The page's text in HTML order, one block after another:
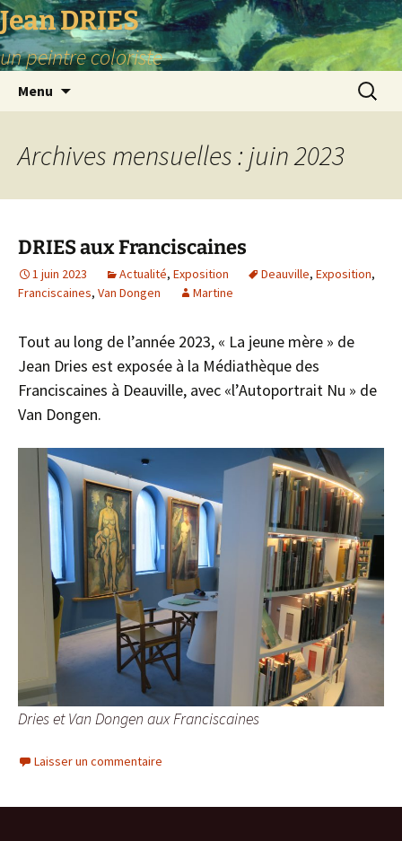
Aller
au
contenu
Jean DRIES
un peintre coloriste
Menu
Archives mensuelles : juin 2023
DRIES aux Franciscaines
1 juin 2023 Actualité, Exposition Deauville, Exposition,
Franciscaines, Van Dongen Martine
Tout au long de l’année 2023, « La jeune mère » de
Jean Dries est exposée à la Médiathèque des
Franciscaines à Deauville, avec «l’Autoportrait Nu » de
Van Dongen.
Dries et Van Dongen aux Franciscaines
Laisser un commentaire